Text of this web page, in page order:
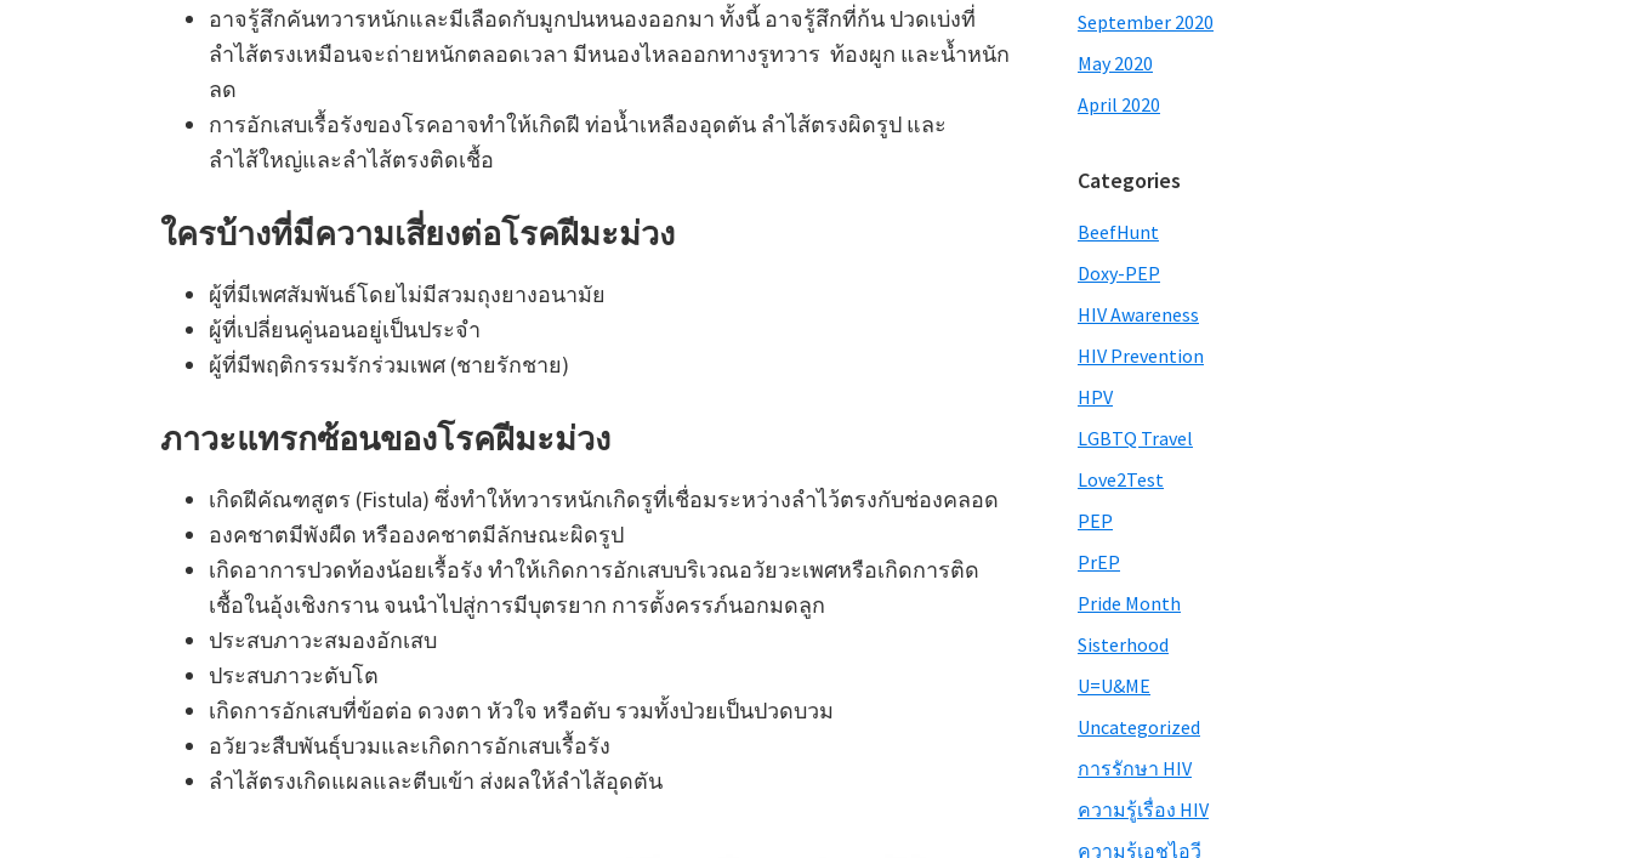
อาจรู้สึกคันทวารหนักและมีเลือดกับมูกปนหนองออกมา ทั้งนี้ อาจรู้สึกที่ก้น ปวดเบ่งที่
ลำไส้ตรงเหมือนจะถ่ายหนักตลอดเวลา มีหนองไหลออกทางรูทวาร ท้องผูก และน้ำหนัก
ลด
การอักเสบเรื้อรังของโรคอาจทำให้เกิดฝี ท่อน้ำเหลืองอุดตัน ลำไส้ตรงผิดรูป และ
ลำไส้ใหญ่และลำไส้ตรงติดเชื้อ
ใครบ้างที่มีความเสี่ยงต่อโรคฝีมะม่วง
ผู้ที่มีเพศสัมพันธ์โดยไม่มีสวมถุงยางอนามัย
ผู้ที่เปลี่ยนคู่นอนอยู่เป็นประจำ
ผู้ที่มีพฤติกรรมรักร่วมเพศ (ชายรักชาย)
ภาวะแทรกซ้อนของโรคฝีมะม่วง
เกิดฝีคัณฑสูตร (Fistula) ซึ่งทำให้ทวารหนักเกิดรูที่เชื่อมระหว่างลำไว้ตรงกับช่องคลอด
องคชาตมีพังผืด หรือองคชาตมีลักษณะผิดรูป
เกิดอาการปวดท้องน้อยเรื้อรัง ทำให้เกิดการอักเสบบริเวณอวัยวะเพศหรือเกิดการติด
เชื้อในอุ้งเชิงกราน จนนำไปสู่การมีบุตรยาก การตั้งครรภ์นอกมดลูก
ประสบภาวะสมองอักเสบ
ประสบภาวะตับโต
เกิดการอักเสบที่ข้อต่อ ดวงตา หัวใจ หรือตับ รวมทั้งป่วยเป็นปวดบวม
อวัยวะสืบพันธุ์บวมและเกิดการอักเสบเรื้อรัง
ลำไส้ตรงเกิดแผลและตีบเข้า ส่งผลให้ลำไส้อุดตัน
September 2020
May 2020
April 2020
Categories
BeefHunt
Doxy-PEP
HIV Awareness
HIV Prevention
HPV
LGBTQ Travel
Love2Test
PEP
PrEP
Pride Month
Sisterhood
U=U&ME
Uncategorized
การรักษา HIV
ความรู้เรื่อง HIV
ความรู้เอชไอวี